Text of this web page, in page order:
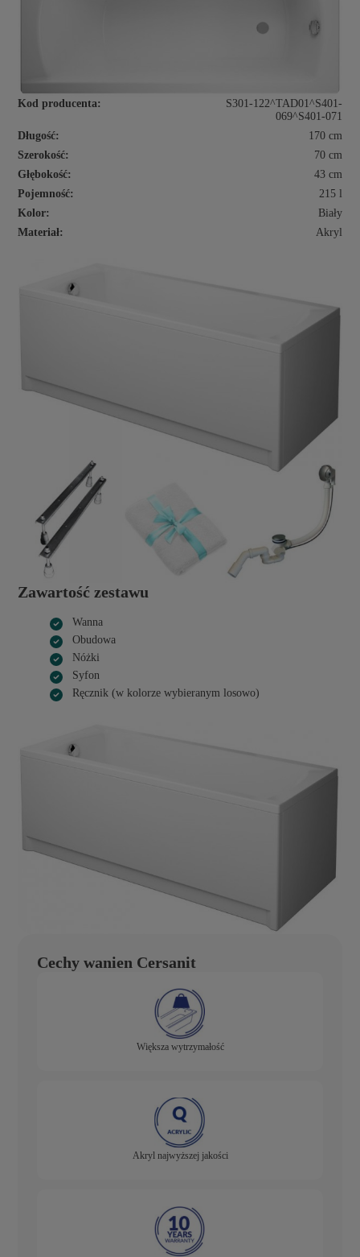
Kod producenta:
S301-122^TAD01^S401-
069^S401-071
Długość:
170 cm
Szerokość:
70 cm
Głębokość:
43 cm
Pojemność:
215 l
Kolor:
Biały
Materiał:
Akryl
Zawartość zestawu
Wanna
Obudowa
Nóżki
Syfon
Ręcznik (w kolorze wybieranym losowo)
Cechy wanien Cersanit
Większa wytrzymałość
Akryl najwyższej jakości